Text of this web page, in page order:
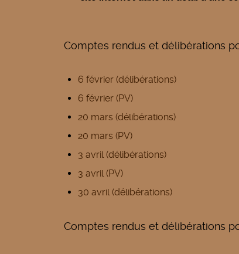
Comptes rendus et délibérations
6 février (délibérations)
6 février (PV)
20 mars (délibérations)
20 mars (PV)
3 avril (délibérations)
3 avril (PV)
30 avril (délibérations)
Comptes rendus et délibérations